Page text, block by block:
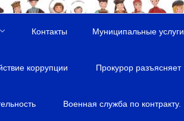
Контакты Муниципальные услуги
коррупции Прокурор разъясняет
Военная служба по контракту.